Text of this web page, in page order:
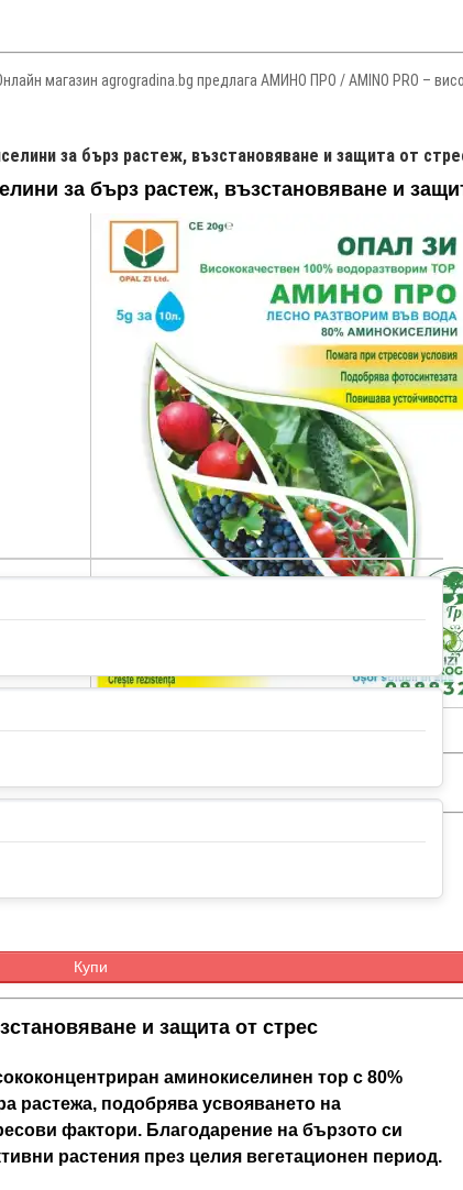
магазин agrogradina.bg предлага АМИНО ПРО / AMINO PRO –
за бърз растеж, възстановяване и защита от
за бърз растеж, възстановяване и
Купи
и защита от стрес
аминокиселинен тор с 80%
растежа, подобрява усвояването на
фактори. Благодарение на бързото си
растения през целия вегетационен период.